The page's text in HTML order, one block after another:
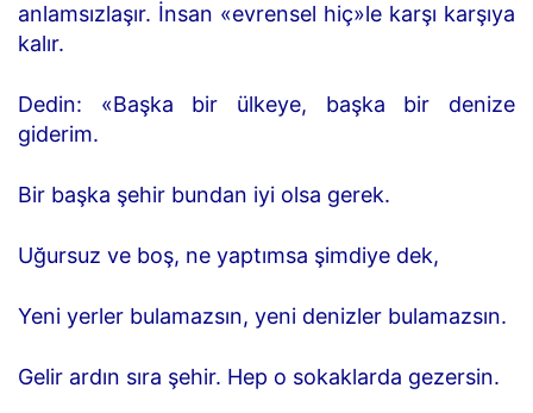
anlamsızlaşır. İnsan «evrensel hiç»le karşı karşıya
kalır.
Dedin: «Başka bir ülkeye, başka bir denize
giderim.
Bir başka şehir bundan iyi olsa gerek.
Uğursuz ve boş, ne yaptımsa şimdiye dek,
Yeni yerler bulamazsın, yeni denizler bulamazsın.
Gelir ardın sıra şehir. Hep o sokaklarda gezersin.